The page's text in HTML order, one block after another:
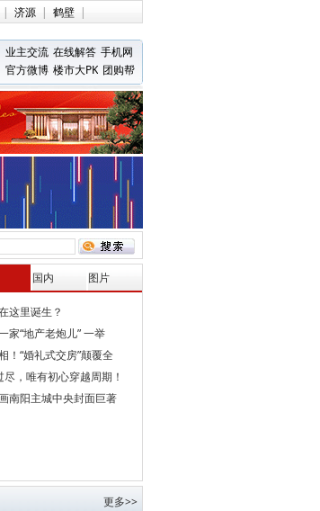
| 济源 | 鹤壁 |
业主交流 在线解答 手机网
官方微博 楼市大PK 团购帮
国内 图片
这里诞生？
家“地产老炮儿” 一举
！“婚礼式交房”颠覆全
，唯有初心穿越周期！
南阳主城中央封面巨著
更多>>